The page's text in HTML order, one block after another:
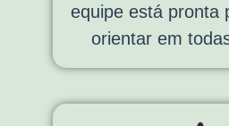
equipe está pronta
orientar em